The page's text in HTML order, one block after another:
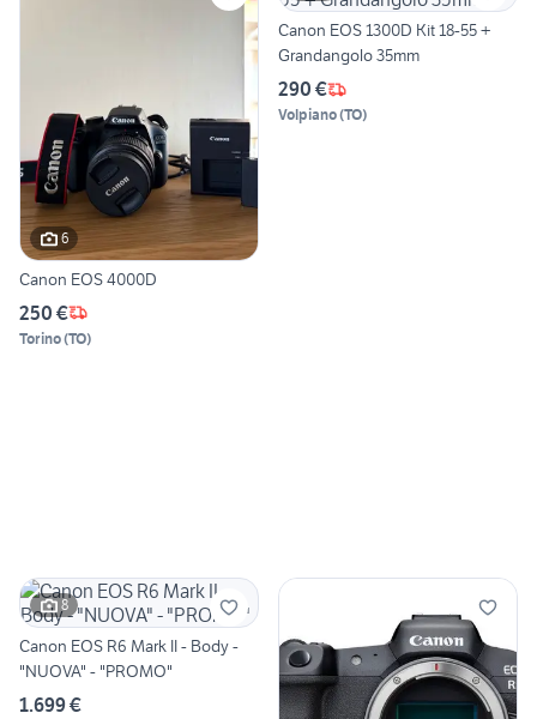
6
Canon EOS 4000D
250 €
Torino(TO)
Canon EOS 1300D Kit 18-55 +
Grandangolo 35mm
290 €
Volpiano(TO)
8
Canon EOS R6 Mark II - Body -
"NUOVA" - "PROMO"
1.699 €